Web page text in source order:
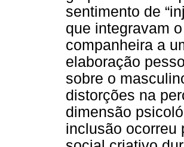
sentimento de
que integravam
companheira a
elaboração
sobre o
distorções na
dimensão
inclusão ocorreu